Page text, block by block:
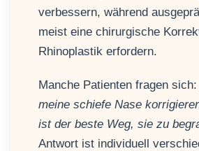
verbessern, während
meist eine chirurgische
Rhinoplastik erfordern.
Manche Patienten fragen sich:
meine schiefe Nase
ist der beste Weg, sie zu
Antwort ist individuell